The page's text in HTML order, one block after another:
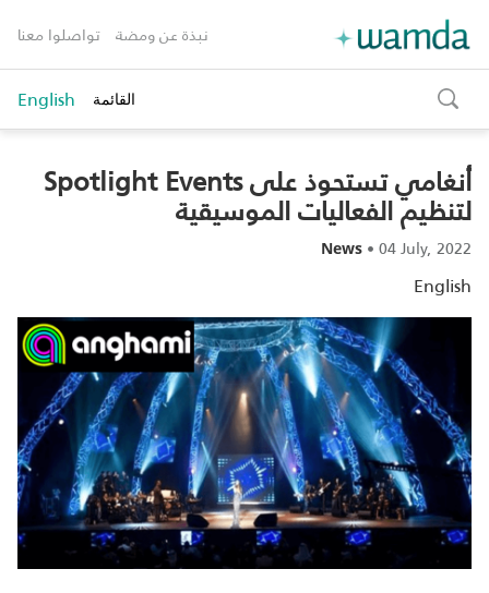
نبذة عن ومضة تواصلوا معنا
toggle
search
القائمة English
أنغامي تستحوذ على Spotlight Events
لتنظيم الفعاليات الموسيقية
News •04 July, 2022
English